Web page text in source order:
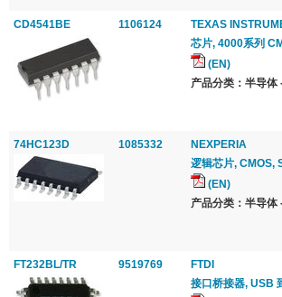
CD4541BE 1106124
TEXAS
芯片, 4000系列
(EN)
产品分类：半导体
74HC123D 1085332
NEXPERIA
逻辑芯片, CMOS,
(EN)
产品分类：半导体
FT232BL/TR 9519769
FTDI
接口桥接器, USB